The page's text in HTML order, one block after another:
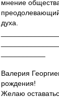
мнение
духа.
Валерия
рождения!
Желаю